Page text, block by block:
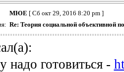
МЮЕ [ Сб окт 29, 2016 8:20 pm ]
Re: Теория социальной объективной
надо готовиться -